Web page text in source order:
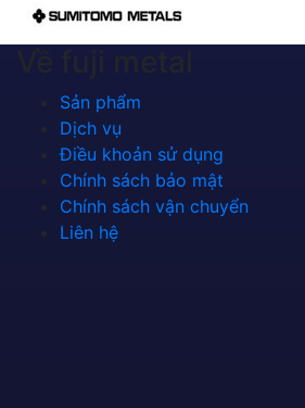
Sản phẩm
Dịch vụ
Điều khoản sử dụng
Chính sách bảo mật
Chính sách vận chuyển
Liên hệ